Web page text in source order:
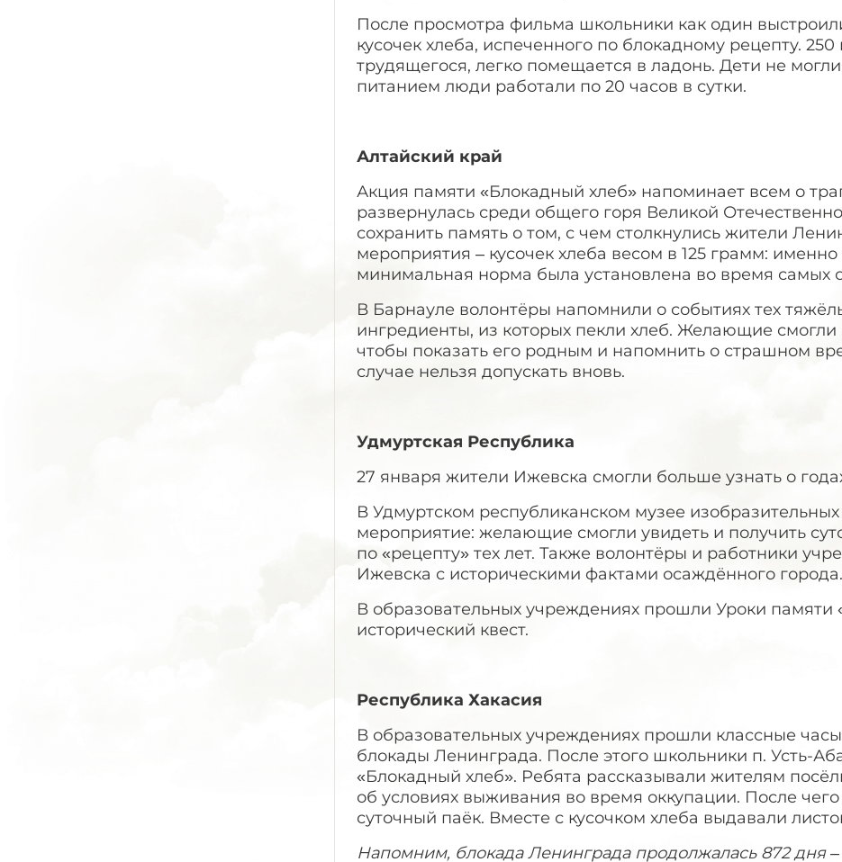
После просмотра фильма школьники как один
кусочек хлеба, испеченного по блокадному рецепту.
трудящегося, легко помещается в ладонь. Дети не
питанием люди работали по 20 часов в сутки.
Алтайский край
Акция памяти «Блокадный хлеб» напоминает всем о
развернулась среди общего горя Великой
сохранить память о том, с чем столкнулись жители
мероприятия – кусочек хлеба весом в 125 грамм:
минимальная норма была установлена во время самых
В Барнауле волонтёры напомнили о событиях тех
ингредиенты, из которых пекли хлеб. Желающие смогли
чтобы показать его родным и напомнить о страшном
случае нельзя допускать вновь.
Удмуртская Республика
27 января жители Ижевска смогли больше узнать о
В Удмуртском республиканском музее
мероприятие: желающие смогли увидеть и получить
по «рецепту» тех лет. Также волонтёры и работники
Ижевска с историческими фактами осаждённого города.
В образовательных учреждениях прошли Уроки памяти
исторический квест.
Республика Хакасия
В образовательных учреждениях прошли классные
блокады Ленинграда. После этого школьники п. Усть-
«Блокадный хлеб». Ребята рассказывали жителям
об условиях выживания во время оккупации. После
суточный паёк. Вместе с кусочком хлеба выдавали
Напомним, блокада Ленинграда продолжалась 872 дня